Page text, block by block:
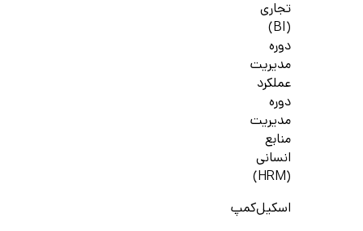
تجاری
(BI)
دوره
مدیریت
عملکرد
دوره
مدیریت
منابع
انسانی
(HRM)
اسکیل‌کمپ